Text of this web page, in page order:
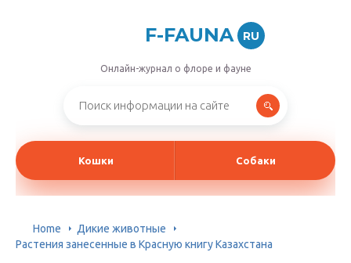
F-FAUNA RU
Онлайн-журнал о флоре и фауне
Кошки Собаки
Home
Дикие животные
Растения занесенные в Красную книгу Казахстана